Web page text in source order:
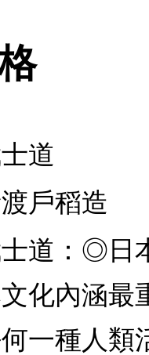
道
戶稻造
道：◎日
化內涵最
一種人類